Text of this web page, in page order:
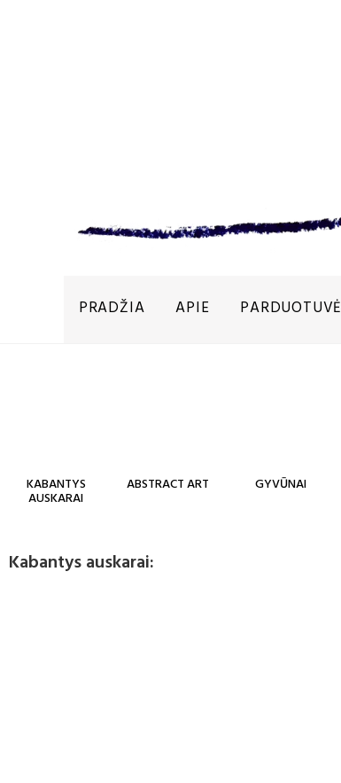
PRADŽIA APIE PARDUOTUVĖ
KABANTYS
AUSKARAI
ABSTRACT ART GYVŪNAI
Kabantys auskarai: